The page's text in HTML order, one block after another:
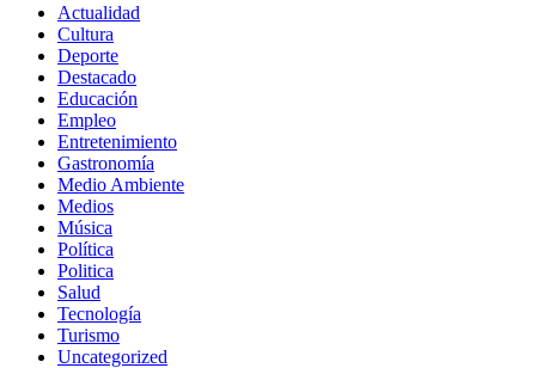
Actualidad
Cultura
Deporte
Destacado
Educación
Empleo
Entretenimiento
Gastronomía
Medio Ambiente
Medios
Música
Política
Politica
Salud
Tecnología
Turismo
Uncategorized